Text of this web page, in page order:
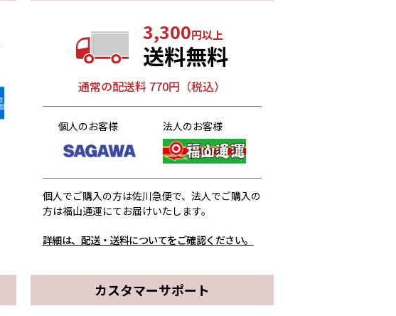
3,300円以上
送料無料
通常の配送料 770円（税込）
個人のお客様 法人のお客様
個人でご購入の方は佐川急便で、法人でご購入の
方は福山通運にてお届けいたします。
詳細は、配送・送料についてをご確認ください。
カスタマーサポート